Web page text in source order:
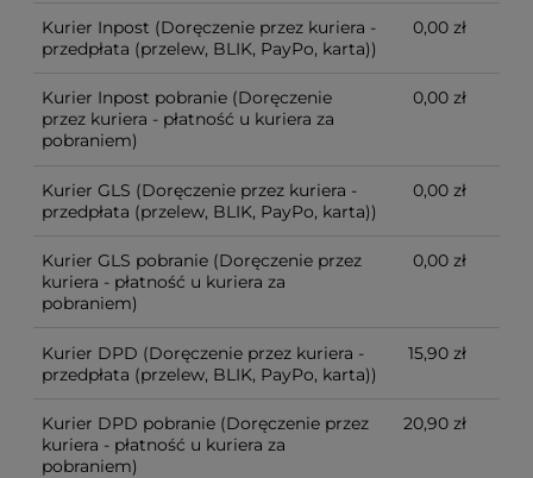
Kurier Inpost (Doręczenie przez kuriera -
przedpłata (przelew, BLIK, PayPo, karta))
0,00 zł
Kurier Inpost pobranie (Doręczenie
przez kuriera - płatność u kuriera za
pobraniem)
0,00 zł
Kurier GLS (Doręczenie przez kuriera -
przedpłata (przelew, BLIK, PayPo, karta))
0,00 zł
Kurier GLS pobranie (Doręczenie przez
kuriera - płatność u kuriera za
pobraniem)
0,00 zł
Kurier DPD (Doręczenie przez kuriera -
przedpłata (przelew, BLIK, PayPo, karta))
15,90 zł
Kurier DPD pobranie (Doręczenie przez
kuriera - płatność u kuriera za
pobraniem)
20,90 zł